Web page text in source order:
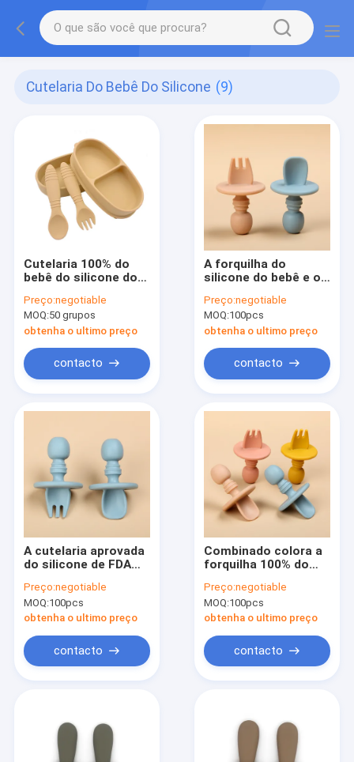
Cutelaria Do Bebê Do Silicone (9)
Cutelaria 100% do
bebê do silicone do
em 1 Bento Lunch
Box With Spoon e
forquilha
Preço:negotiable
MOQ:50 grupos
obtenha o ultimo preço
contacto
A forquilha do
silicone do bebê e o
Mini Soft 2pcs FDA
BPA da colher
aprovaram
Preço:negotiable
MOQ:100pcs
obtenha o ultimo preço
contacto
A cutelaria aprovada
do silicone de FDA
forquilha da colher
do treinamento do
bebê em volta da
punho
Preço:negotiable
MOQ:100pcs
obtenha o ultimo preço
contacto
Combinado colora a
forquilha 100% do
BPA 2pcs livre da
colher
Preço:negotiable
MOQ:100pcs
obtenha o ultimo preço
contacto